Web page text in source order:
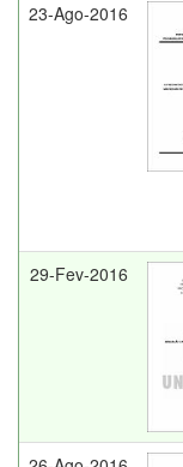
23-Ago-2016
29-Fev-2016